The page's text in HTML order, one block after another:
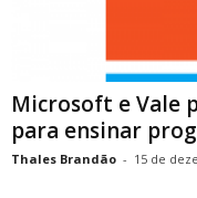
Microsoft e Vale
para ensinar
Thales Brandão - 15 de